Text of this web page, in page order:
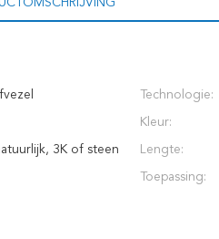
Technologie:
Kleur:
3K of steen Lengte:
Toepassing: